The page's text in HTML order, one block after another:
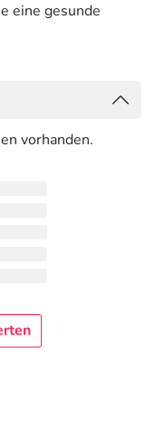
eine gesunde
vorhanden.